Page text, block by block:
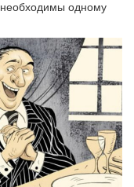
одному